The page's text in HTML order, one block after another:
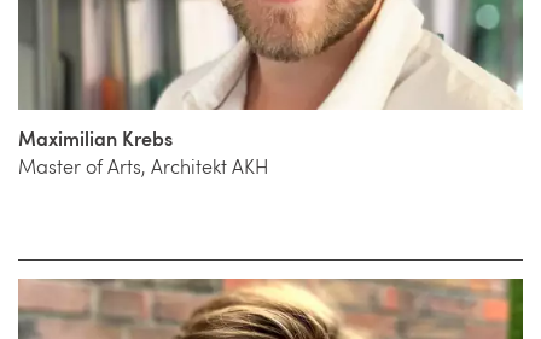
Maximilian Krebs
Master of Arts, Architekt AKH